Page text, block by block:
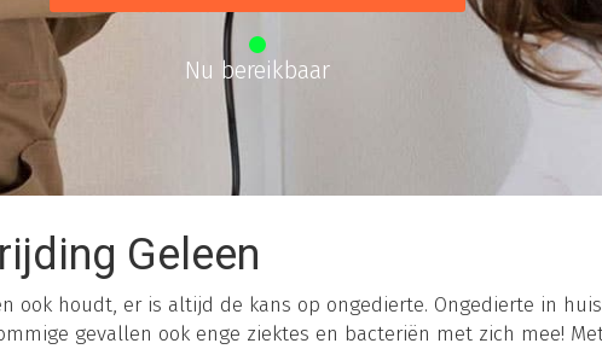
Nu bereikbaar
Geleen
ook houdt, er is altijd de kans op ongedierte. Ongedierte in
gevallen ook enge ziektes en bacteriën met zich mee!